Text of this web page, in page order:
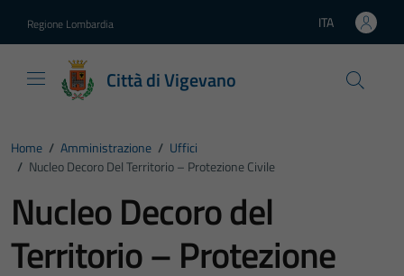
Regione Lombardia Lingua attiva:
ITA
Città di Vigevano
Home / Amministrazione / Uffici
/ Nucleo Decoro Del Territorio – Protezione Civile
Nucleo Decoro del
Territorio – Protezione